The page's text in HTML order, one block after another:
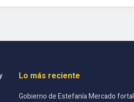
Lo más reciente
Gobierno de Estefanía Mercado